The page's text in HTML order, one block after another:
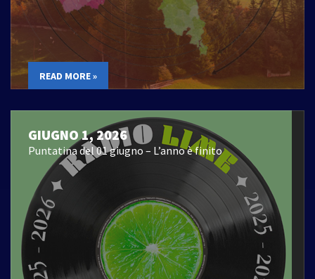
READ MORE »
GIUGNO 1, 2026
Puntatina del 01 giugno – L’anno è finito